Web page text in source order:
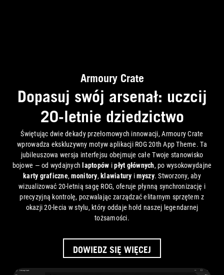
Armoury Crate
Dopasuj swój arsenał: uczcij
20-letnie dziedzictwo
Świętując dwie dekady przełomowych innowacji, Armoury Crate
wprowadza ekskluzywny motyw aplikacji ROG 20th App Theme. Ta
jubileuszowa wersja interfejsu obejmuje całe Twoje stanowisko
bojowe — od wydajnych laptopów ipłyt głównych, po wysokowydajne
karty graficzne,monitory, klawiatury imyszy. Stworzony, aby
wizualizować 20-letnią sagę ROG, oferuje płynną synchronizację i
precyzyjną kontrolę, pozwalając zarządzać elitarnym sprzętem z
okazji 20-lecia w stylu, który oddaje hołd naszej legendarnej
tożsamości.
DOWIEDZ SIĘ WIĘCEJ